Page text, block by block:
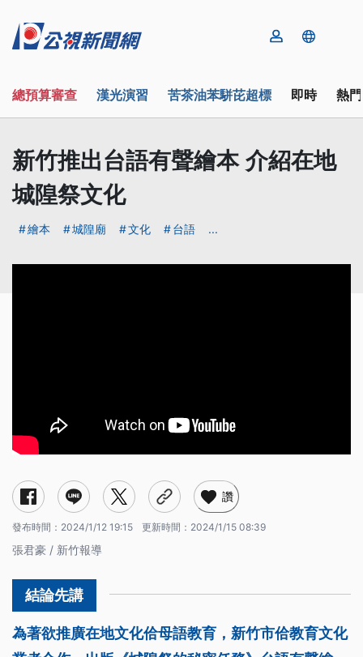
總預算審查 漢光演習 苦茶油苯駢芘超標 即時 熱
新竹推出台語有聲繪本 介紹在地
城隍祭文化
繪本 城隍廟 文化 台語 ...
讚
發布時間： 2024/1/12 19:15 更新時間： 2024/1/15 08:39
張君豪 / 新竹報導
為著欲推廣在地文化佮母語教育，新竹市佮教育文化